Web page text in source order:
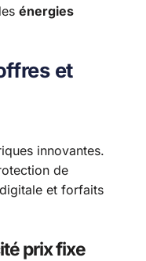
énergies
et
innovantes.
de
et forfaits
prix fixe